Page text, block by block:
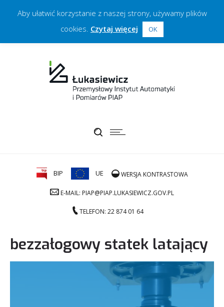
BIP UE WERSJA KONTRASTOWA
E-MAIL: PIAP@PIAP.LUKASIEWICZ.GOV.PL
TELEFON: 22 874 01 64
bezzałogowy statek latający
Aby ułatwić korzystanie z naszej strony, używamy plików
cookies. Czytaj więcej OK